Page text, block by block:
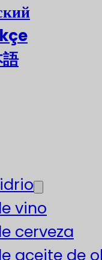
vino
cerveza
aceite de